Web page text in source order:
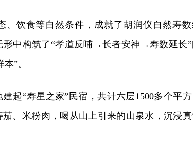
、饮食等自然条件，成就了胡润仪自然寿
形中构筑了“孝道反哺→长者安神→寿数延长
”。
起“寿星之家”民宿，共计六层1500多个平
、米粉肉，喝从山上引来的山泉水，沉浸